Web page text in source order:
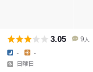
3.05 9 人
- -
日曜日